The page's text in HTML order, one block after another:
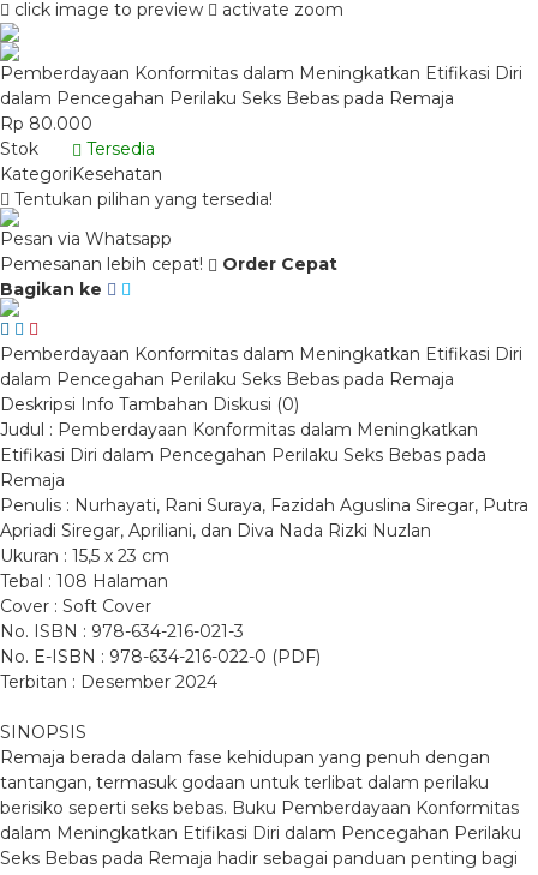
click image to preview activate zoom
Pemberdayaan Konformitas dalam Meningkatkan Etifikasi Diri
dalam Pencegahan Perilaku Seks Bebas pada Remaja
Rp 80.000
Stok
Tersedia
KategoriKesehatan
Tentukan pilihan yang tersedia!
Pesan via Whatsapp
Pemesanan lebih cepat!
Order Cepat
Bagikan ke
Pemberdayaan Konformitas dalam Meningkatkan Etifikasi Diri
dalam Pencegahan Perilaku Seks Bebas pada Remaja
Deskripsi Info Tambahan Diskusi (0)
Judul : Pemberdayaan Konformitas dalam Meningkatkan
Etifikasi Diri dalam Pencegahan Perilaku Seks Bebas pada
Remaja
Penulis : Nurhayati, Rani Suraya, Fazidah Aguslina Siregar, Putra
Apriadi Siregar, Apriliani, dan Diva Nada Rizki Nuzlan
Ukuran : 15,5 x 23 cm
Tebal : 108 Halaman
Cover : Soft Cover
No. ISBN : 978-634-216-021-3
No. E-ISBN : 978-634-216-022-0 (PDF)
Terbitan : Desember 2024
SINOPSIS
Remaja berada dalam fase kehidupan yang penuh dengan
tantangan, termasuk godaan untuk terlibat dalam perilaku
berisiko seperti seks bebas. Buku Pemberdayaan Konformitas
dalam Meningkatkan Etifikasi Diri dalam Pencegahan Perilaku
Seks Bebas pada Remaja hadir sebagai panduan penting bagi